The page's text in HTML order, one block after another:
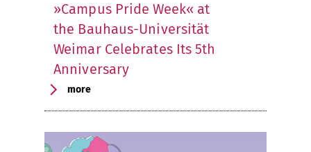
»Campus Pride Week« at
the Bauhaus-Universität
Weimar Celebrates Its 5th
Anniversary
more